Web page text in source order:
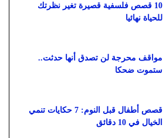
10 قصص فلسفية قصيرة تغير نظرتك
للحياة نهائيا
مواقف محرجة لن تصدق أنها حدثت..
ستموت ضحكا
قصص أطفال قبل النوم: 7 حكايات تنمي
الخيال في 10 دقائق